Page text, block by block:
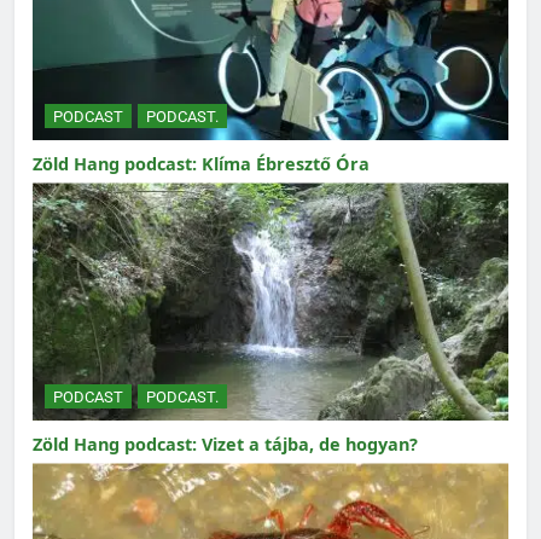
PODCAST PODCAST.
Zöld Hang podcast: Klíma Ébresztő Óra
PODCAST PODCAST.
Zöld Hang podcast: Vizet a tájba, de hogyan?